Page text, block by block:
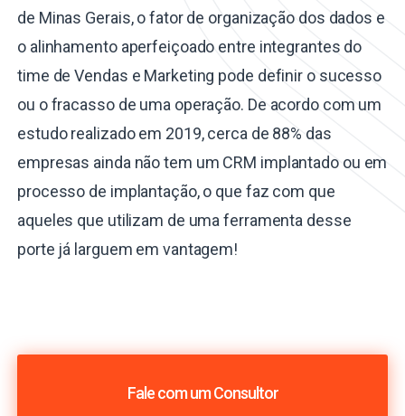
de Minas Gerais, o fator de organização dos dados e
o alinhamento aperfeiçoado entre integrantes do
time de Vendas e Marketing pode definir o sucesso
ou o fracasso de uma operação. De acordo com um
estudo realizado em 2019, cerca de 88% das
empresas ainda não tem um CRM implantado ou em
processo de implantação, o que faz com que
aqueles que utilizam de uma ferramenta desse
porte já larguem em vantagem!
Fale com um Consultor